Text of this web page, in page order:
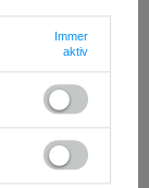
Immer
aktiv